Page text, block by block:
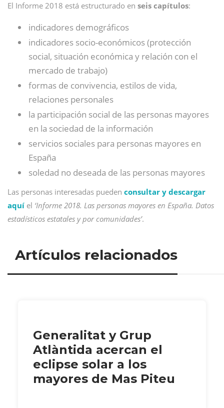
El Informe 2018 está estructurado en seis capítulos:
indicadores demográficos
indicadores socio-económicos (protección
social, situación económica y relación con el
mercado de trabajo)
formas de convivencia, estilos de vida,
relaciones personales
la participación social de las personas mayores
en la sociedad de la información
servicios sociales para personas mayores en
España
soledad no deseada de las personas mayores
Las personas interesadas pueden consultar y descargar
aquí el ‘Informe 2018. Las personas mayores en España. Datos
estadísticos estatales y por comunidades’.
Artículos relacionados
Generalitat y Grup
Atlàntida acercan el
eclipse solar a los
mayores de Mas Piteu